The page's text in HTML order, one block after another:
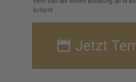
Jetzt